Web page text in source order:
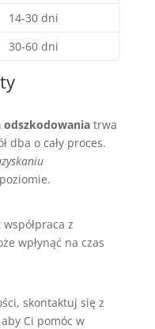
14-30 dni
30-60 dni
odszkodowaniatrwa
dba o cały proces.
z
wpłynąć na czas
skontaktuj się z
Ci pomóc w